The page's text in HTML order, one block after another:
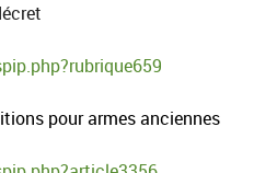
pour armes anciennes